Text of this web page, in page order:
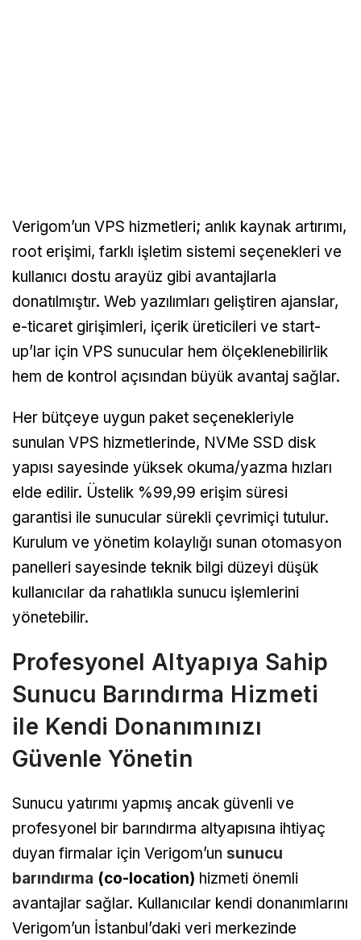
Verigom’un VPS hizmetleri; anlık kaynak artırımı,
root erişimi, farklı işletim sistemi seçenekleri ve
kullanıcı dostu arayüz gibi avantajlarla
donatılmıştır. Web yazılımları geliştiren ajanslar,
e-ticaret girişimleri, içerik üreticileri ve start-
up’lar için VPS sunucular hem ölçeklenebilirlik
hem de kontrol açısından büyük avantaj sağlar.
Her bütçeye uygun paket seçenekleriyle
sunulan VPS hizmetlerinde, NVMe SSD disk
yapısı sayesinde yüksek okuma/yazma hızları
elde edilir. Üstelik %99,99 erişim süresi
garantisi ile sunucular sürekli çevrimiçi tutulur.
Kurulum ve yönetim kolaylığı sunan otomasyon
panelleri sayesinde teknik bilgi düzeyi düşük
kullanıcılar da rahatlıkla sunucu işlemlerini
yönetebilir.
Profesyonel Altyapıya Sahip
Sunucu Barındırma Hizmeti
ile Kendi Donanımınızı
Güvenle Yönetin
Sunucu yatırımı yapmış ancak güvenli ve
profesyonel bir barındırma altyapısına ihtiyaç
duyan firmalar için Verigom’un sunucu
barındırma (co-location) hizmeti önemli
avantajlar sağlar. Kullanıcılar kendi donanımlarını
Verigom’un İstanbul’daki veri merkezinde